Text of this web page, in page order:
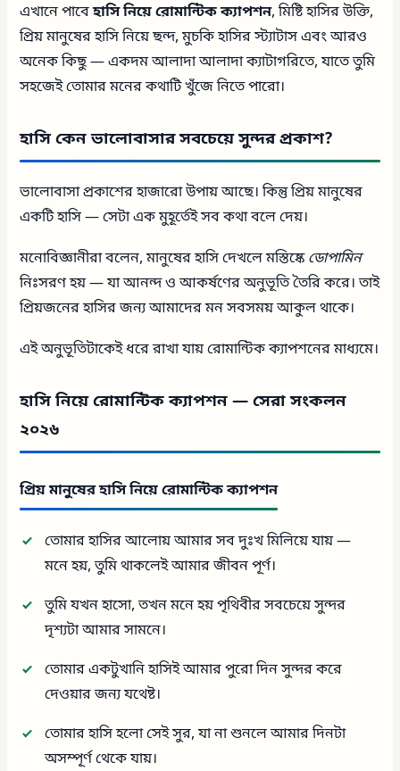
এখানে পাবেহাসি নিয়ে রোমান্টিক ক্যাপশন, মিষ্টি হাসির উক্তি,
প্রিয় মানুষের হাসি নিয়ে ছন্দ, মুচকি হাসির স্ট্যাটাস এবং আরও
অনেক কিছু — একদম আলাদা আলাদা ক্যাটাগরিতে, যাতে তুমি
সহজেই তোমার মনের কথাটি খুঁজে নিতে পারো।
হাসি কেন ভালোবাসার সবচেয়ে সুন্দর প্রকাশ?
ভালোবাসা প্রকাশের হাজারো উপায় আছে। কিন্তু প্রিয় মানুষের
একটি হাসি — সেটা এক মুহূর্তেই সব কথা বলে দেয়।
মনোবিজ্ঞানীরা বলেন, মানুষের হাসি দেখলে মস্তিষ্কেডোপামিন
নিঃসরণ হয় — যা আনন্দ ও আকর্ষণের অনুভূতি তৈরি করে। তাই
প্রিয়জনের হাসির জন্য আমাদের মন সবসময় আকুল থাকে।
এই অনুভূতিটাকেই ধরে রাখা যায় রোমান্টিক ক্যাপশনের মাধ্যমে।
হাসি নিয়ে রোমান্টিক ক্যাপশন — সেরা সংকলন
২০২৬
প্রিয় মানুষের হাসি নিয়ে রোমান্টিক ক্যাপশন
তোমার হাসির আলোয় আমার সব দুঃখ মিলিয়ে যায় —
মনে হয়, তুমি থাকলেই আমার জীবন পূর্ণ।
তুমি যখন হাসো, তখন মনে হয় পৃথিবীর সবচেয়ে সুন্দর
দৃশ্যটা আমার সামনে।
তোমার একটুখানি হাসিই আমার পুরো দিন সুন্দর করে
দেওয়ার জন্য যথেষ্ট।
তোমার হাসি হলো সেই সুর, যা না শুনলে আমার দিনটা
অসম্পূর্ণ থেকে যায়।